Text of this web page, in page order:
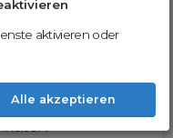
profitiere
den
bieten dir
aktivieren oder
Alle akzeptieren